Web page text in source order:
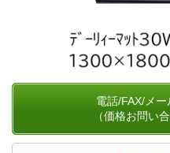
電話/FAX/メ
（価格お問い